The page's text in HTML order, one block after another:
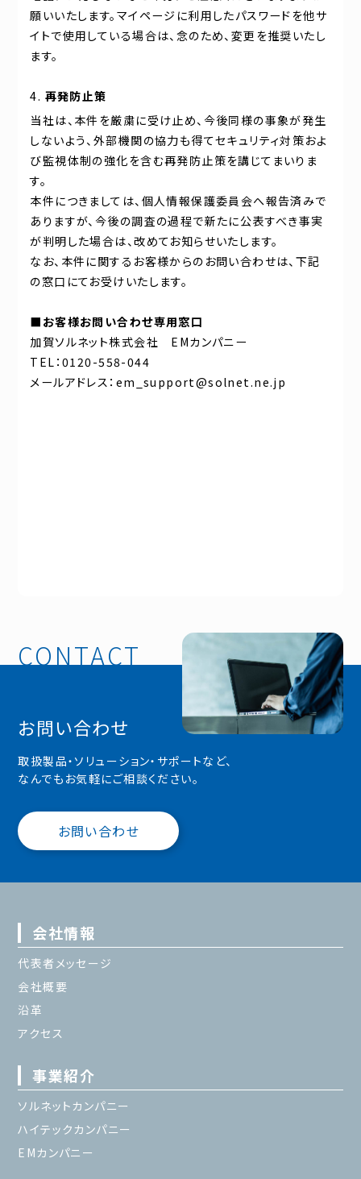
願いいたします。マイページに利用したパスワードを他サ
イトで使用している場合は、念のため、変更を推奨いたし
ます。
再発防止策
当社は、本件を厳粛に受け止め、今後同様の事象が発生
しないよう、外部機関の協力も得てセキュリティ対策およ
び監視体制の強化を含む再発防止策を講じてまいりま
す。
本件につきましては、個人情報保護委員会へ報告済みで
ありますが、今後の調査の過程で新たに公表すべき事実
が判明した場合は、改めてお知らせいたします。
なお、本件に関するお客様からのお問い合わせは、下記
の窓口にてお受けいたします。
■ お客様お問い合わせ専用窓口
加賀ソルネット株式会社 EMカンパニー
TEL：0120-558-044
メールアドレス：em_support@solnet.ne.jp
お問い合わせ
取扱製品・ソリューション・サポートなど、
なんでもお気軽にご相談ください。
お問い合わせ
会社情報
代表者メッセージ
会社概要
沿革
アクセス
事業紹介
ソルネットカンパニー
ハイテックカンパニー
EMカンパニー